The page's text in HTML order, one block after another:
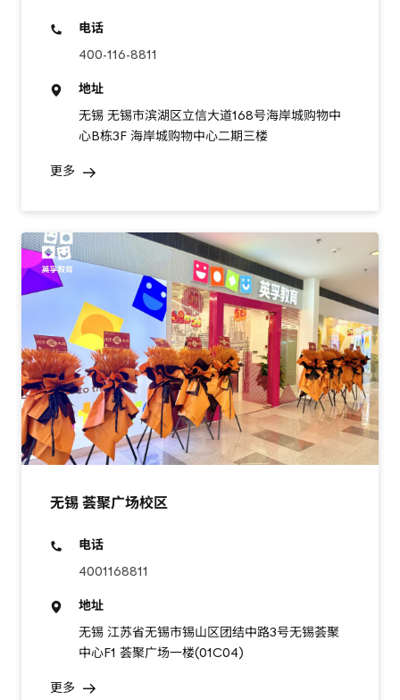
电话
400-116-8811
地址
无锡 无锡市滨湖区立信大道168号海岸城购物中
心B栋3F 海岸城购物中心二期三楼
更多
无锡 荟聚广场校区
电话
4001168811
地址
无锡 江苏省无锡市锡山区团结中路3号无锡荟聚
中心F1 荟聚广场一楼(01C04)
更多